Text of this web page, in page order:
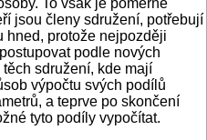
To však je poměrně
jsou členy sdružení, potřebují
hned, protože nejpozději
podle nových
sdružení, kde mají
výpočtu svých podílů
a teprve po skončení
tyto podíly vypočítat.